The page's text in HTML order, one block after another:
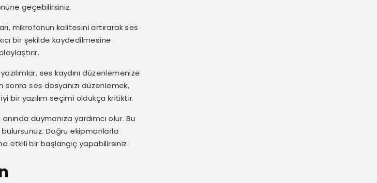
geçebilirsiniz.
mikrofonun kalitesini artırarak ses
bir şekilde kaydedilmesine
ses kaydını düzenlemenize
ses dosyanızı düzenlemek,
bir yazılım seçimi oldukça kritiktir.
duymanıza yardımcı olur. Bu
Doğru ekipmanlarla
etkili bir başlangıç yapabilirsiniz.